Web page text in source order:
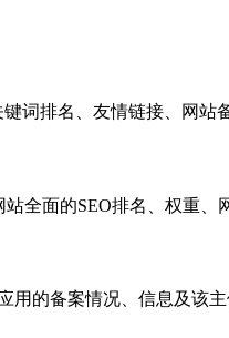
词排名、友情链接、网站
全面的SEO排名、权重、
的备案情况、信息及该